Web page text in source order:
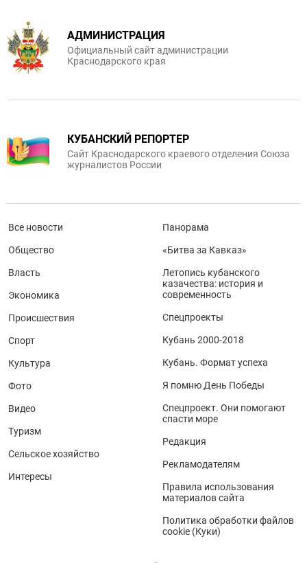
АДМИНИСТРАЦИЯ
Официальный сайт администрации
Краснодарского края
КУБАНСКИЙ РЕПОРТЕР
Сайт Краснодарского краевого отделения Союза
журналистов России
Все новости
Общество
Власть
Экономика
Происшествия
Спорт
Культура
Фото
Видео
Туризм
Сельское хозяйство
Интересы
Панорама
«Битва за Кавказ»
Летопись кубанского
казачества: история и
современность
Спецпроекты
Кубань 2000-2018
Кубань. Формат успеха
Я помню День Победы
Спецпроект. Они помогают
спасти море
Редакция
Рекламодателям
Правила использования
материалов сайта
Политика обработки файлов
cookie (Куки)